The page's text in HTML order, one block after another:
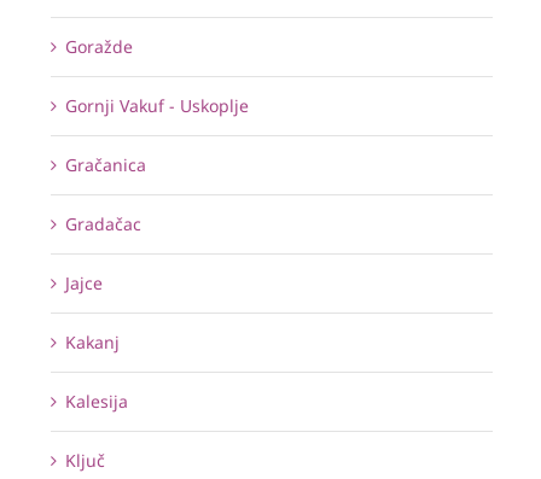
Goražde
Gornji Vakuf - Uskoplje
Gračanica
Gradačac
Jajce
Kakanj
Kalesija
Ključ